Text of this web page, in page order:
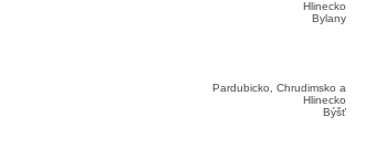
Hlinecko
Bylany
Pardubicko, Chrudimsko a
Hlinecko
Býšť